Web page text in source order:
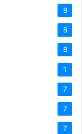
8
8
8
1
7
7
7